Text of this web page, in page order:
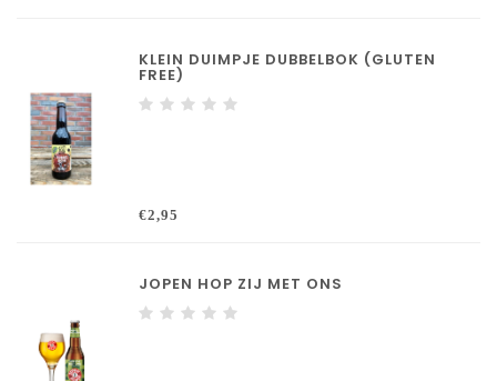
KLEIN DUIMPJE DUBBELBOK (GLUTEN
FREE)
€2,95
JOPEN HOP ZIJ MET ONS